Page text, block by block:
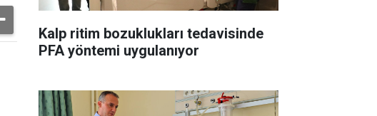
Kalp ritim bozuklukları tedavisinde
PFA yöntemi uygulanıyor